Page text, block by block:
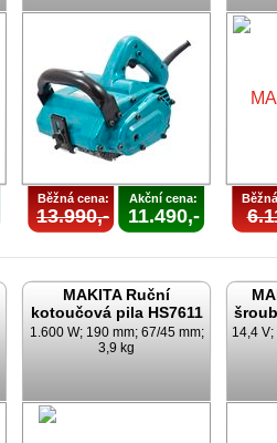
Běžná cena:
13.990,-
Akční cena:
11.490,-
MAKITA Ruční
kotoučová pila HS7611
1.600 W; 190 mm; 67/45 mm;
3,9 kg
14,4